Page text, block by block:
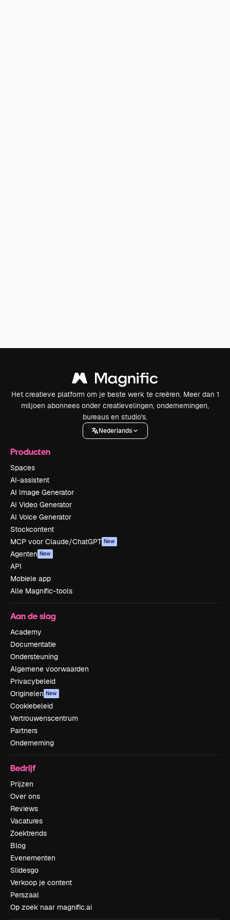
Het creatieve platform om je beste werk te creëren. Meer dan 1
miljoen abonnees onder creatievelingen, ondernemingen,
bureaus en studio's.
Nederlands
Producten
Spaces
AI-assistent
AI Image Generator
AI Video Generator
AI Voice Generator
Stockcontent
MCP voor Claude/ChatGPT New
Agenten New
API
Mobiele app
Alle Magnific-tools
Aan de slag
Academy
Documentatie
Ondersteuning
Algemene voorwaarden
Privacybeleid
Originelen New
Cookiebeleid
Vertrouwenscentrum
Partners
Onderneming
Bedrijf
Prijzen
Over ons
Reviews
Vacatures
Zoektrends
Blog
Evenementen
Slidesgo
Verkoop je content
Perszaal
Op zoek naar magnific.ai